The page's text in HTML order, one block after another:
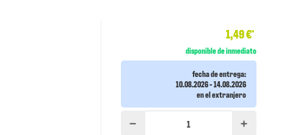
1,49 €*
disponible de inmediato
fecha de entrega:
10.08.2026 - 14.08.2026
en el extranjero